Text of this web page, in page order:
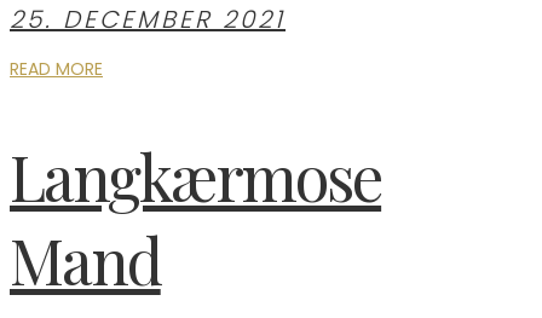
25. DECEMBER 2021
READ MORE
Langkærmose
Mand